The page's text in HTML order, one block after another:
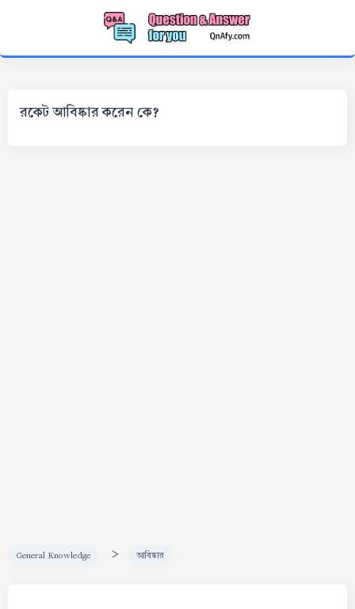
রকেট আবিষ্কার করেন কে?
General Knowledge > আবিষ্কার